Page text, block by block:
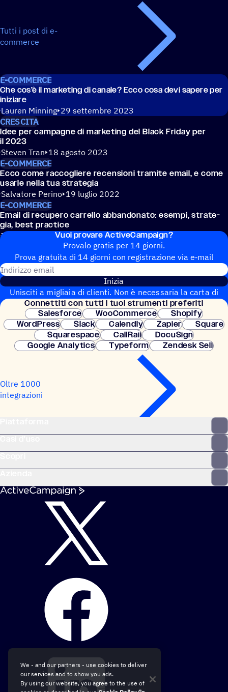
Tutti i post di e-
commerce
E-COMMERCE
Che cos’è il marke­ting di canale? Ecco cosa devi sapere per
iniziare
Lauren Minning 29 settembre 2023
CRESCITA
Idee per campa­gne di marke­ting del Black Friday per
il 2023
Steven Tran 18 agosto 2023
E-COMMERCE
Ecco come racco­gliere recen­sioni tramite email, e come
usarle nella tua strategia
Salvatore Perino 19 luglio 2022
E-COMMERCE
Email di recu­pero carrello abban­do­nato: esempi, stra­te­
gia, best practice
Tim Chow 05 luglio 2022
Vuoi provare ActiveCampaign?
Provalo gratis per 14 giorni.
Prova gratuita di 14 giorni con regi­stra­zione via e‑mail
Inizia
Unisciti a migliaia di clienti. Non è necessaria la carta di
credito. Configurazione istantanea.
Connet­titi con tutti i tuoi strumenti preferiti
Salesforce
WooCommerce
Shopify
WordPress
Slack Calendly Zapier
Square
Squarespace
CallRail
DocuSign
Google Analytics
Typeform Zendesk Sell
Oltre 1000
integrazioni
We - and our partners - use cookies to deliver
our services and to show you ads.
By using our website, you agree to the use of